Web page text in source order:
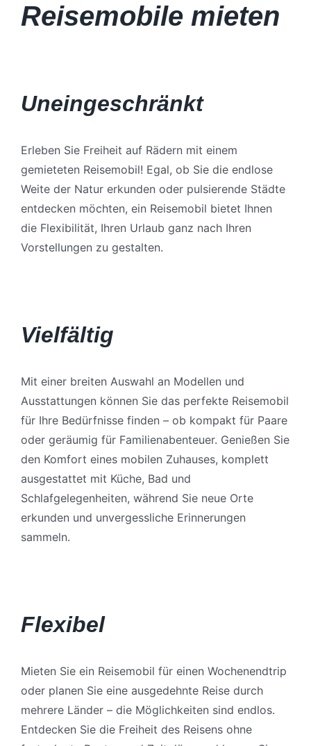
Reisemobile mieten
Uneingeschränkt
Erleben Sie Freiheit auf Rädern mit einem
gemieteten Reisemobil! Egal, ob Sie die endlose
Weite der Natur erkunden oder pulsierende Städte
entdecken möchten, ein Reisemobil bietet Ihnen
die Flexibilität, Ihren Urlaub ganz nach Ihren
Vorstellungen zu gestalten.
Vielfältig
Mit einer breiten Auswahl an Modellen und
Ausstattungen können Sie das perfekte Reisemobil
für Ihre Bedürfnisse finden – ob kompakt für Paare
oder geräumig für Familienabenteuer. Genießen Sie
den Komfort eines mobilen Zuhauses, komplett
ausgestattet mit Küche, Bad und
Schlafgelegenheiten, während Sie neue Orte
erkunden und unvergessliche Erinnerungen
sammeln.
Flexibel
Mieten Sie ein Reisemobil für einen Wochenendtrip
oder planen Sie eine ausgedehnte Reise durch
mehrere Länder – die Möglichkeiten sind endlos.
Entdecken Sie die Freiheit des Reisens ohne